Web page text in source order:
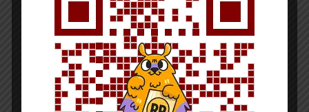
BERITA KAMPUS
Dua Mahasiswa Sastra Indonesia
USU Raih Juara pada Festival
Literasi Sumatera Utara 2026